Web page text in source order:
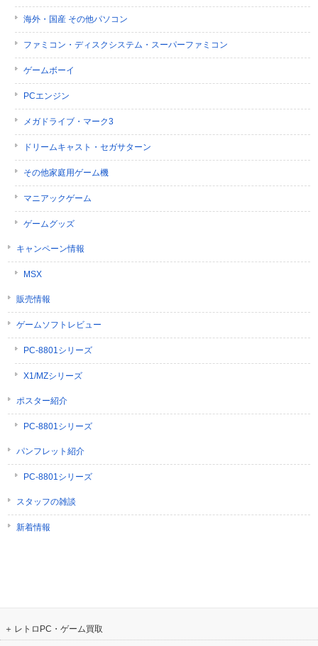
海外・国産 その他パソコン
ファミコン・ディスクシステム・スーパーファミコン
ゲームボーイ
PCエンジン
メガドライブ・マーク3
ドリームキャスト・セガサターン
その他家庭用ゲーム機
マニアックゲーム
ゲームグッズ
キャンペーン情報
MSX
販売情報
ゲームソフトレビュー
PC-8801シリーズ
X1/MZシリーズ
ポスター紹介
PC-8801シリーズ
パンフレット紹介
PC-8801シリーズ
スタッフの雑談
新着情報
レトロPC・ゲーム買取